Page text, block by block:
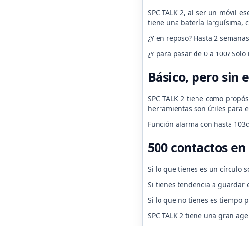
SPC TALK 2, al ser un móvil
tiene una batería larguísima,
¿Y en reposo? Hasta 2
¿Y para pasar de 0 a 100?
Básico, pero sin
SPC TALK 2 tiene como
herramientas son útiles para
Función alarma con hasta
500 contactos
Si lo que tienes es un círculo
Si tienes tendencia a guardar
Si lo que no tienes es tiempo
SPC TALK 2 tiene una gran